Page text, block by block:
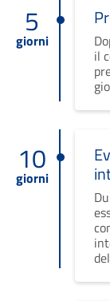
5
giorni
il
10
giorni